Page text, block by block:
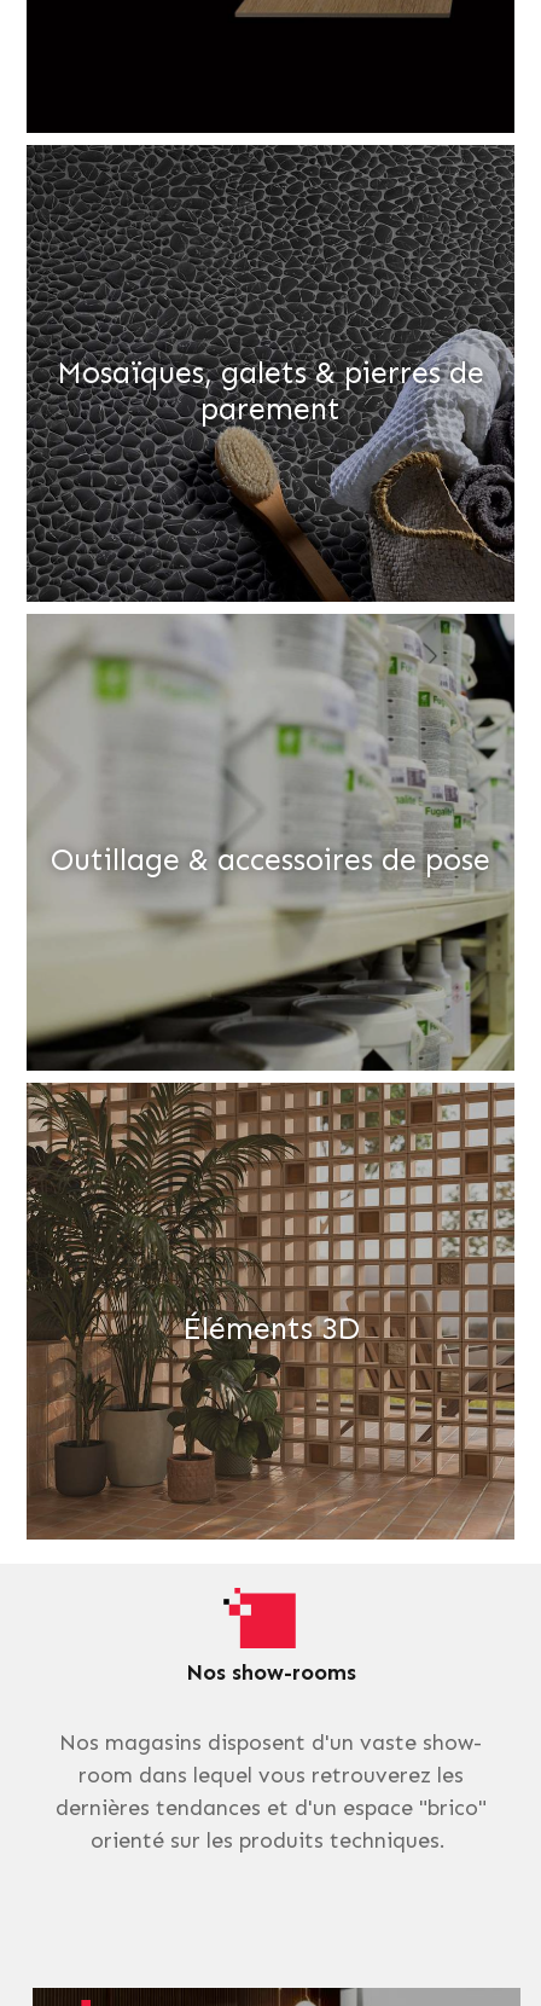
Mosaïques, galets & pierres de
parement
Outillage & accessoires de pose
Éléments 3D
Nos show-rooms
Nos magasins disposent d'un vaste show-
room dans lequel vous retrouverez les
dernières tendances et d'un espace "brico"
orienté sur les produits techniques.